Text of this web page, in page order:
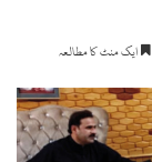
ایک منٹ کا مطالعہ